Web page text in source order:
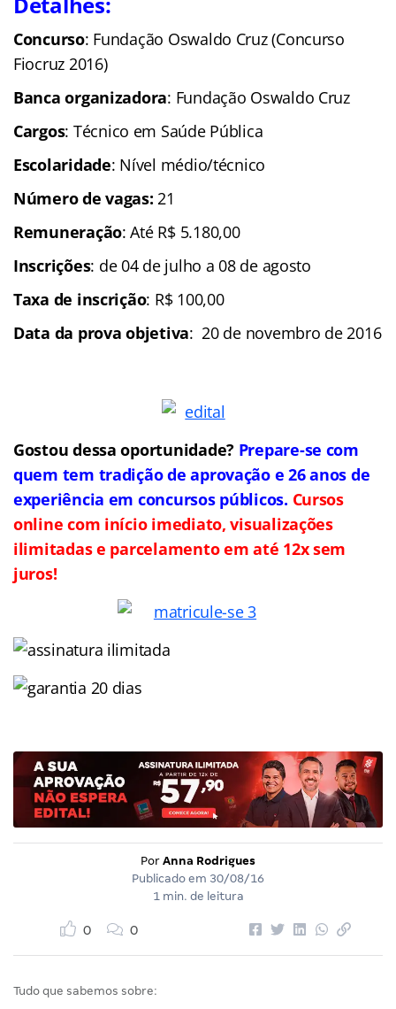
Concurso: Fundação Oswaldo Cruz (Concurso
Fiocruz 2016)
Banca organizadora: Fundação Oswaldo Cruz
Cargos: Técnico em Saúde Pública
Escolaridade: Nível médio/técnico
Número de vagas:21
Remuneração: Até R$ 5.180,00
Inscrições: de 04 de julho a 08 de agosto
Taxa de inscrição: R$ 100,00
Data da prova objetiva: 20 de novembro de 2016
Gostou dessa oportunidade? Prepare-se com
quem tem tradição de aprovação e 26 anos de
experiência em concursos públicos. Cursos
online com início imediato, visualizações
ilimitadas e parcelamento em até 12x sem
juros!
Por Anna Rodrigues
Publicado em 30/08/16
1 min. de leitura
0 0
Tudo que sabemos sobre: